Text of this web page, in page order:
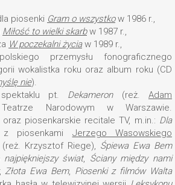
piosenki Gram o wszystkow 1986 r.,
Miłość to wielki skarbw 1987 r.,
W poczekalni życiaw 1989 r.,
przemysłu fonograficznego
wokalistka roku oraz album roku (CD
nie).
pt. Dekameron(reż.Adam
Narodowym w Warszawie.
oraz piosenkarskie recitale TV, m.in.: Dla
piosenkami Jerzego Wasowskiego
(reż. Krzysztof Riege), Śpiewa Ewa Bem
najpiękniejszy świat, Ściany między nami
Złota Ewa Bem, Piosenki z filmów Walta